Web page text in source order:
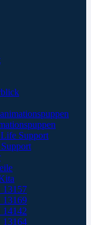
Support
13157
13169
13164